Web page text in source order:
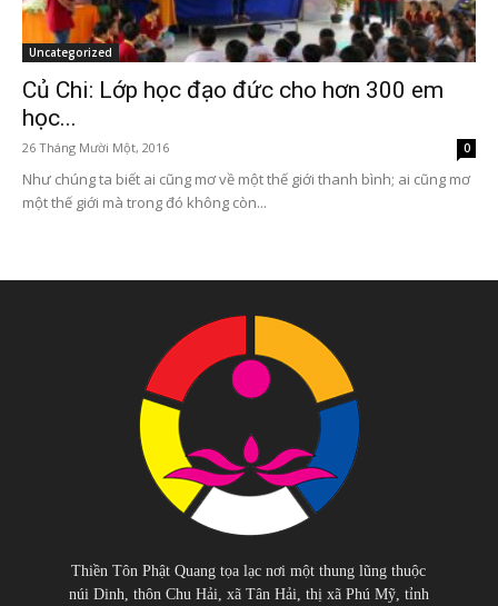
Uncategorized
Củ Chi: Lớp học đạo đức cho hơn 300 em
học...
26 Tháng Mười Một, 2016 0
Như chúng ta biết ai cũng mơ về một thế giới thanh bình; ai cũng mơ
một thế giới mà trong đó không còn...
Thiền Tôn Phật Quang tọa lạc nơi một thung lũng thuộc
núi Dinh, thôn Chu Hải, xã Tân Hải, thị xã Phú Mỹ, tỉnh